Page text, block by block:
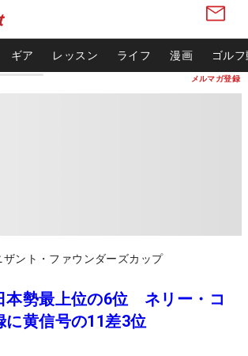
メルマガ登録
ギア レッスン ライフ 漫画 ゴル
ザント・ファウンダーズカップ
本勢最上位の6位 ネリー・コ
に黄信号の11差3位